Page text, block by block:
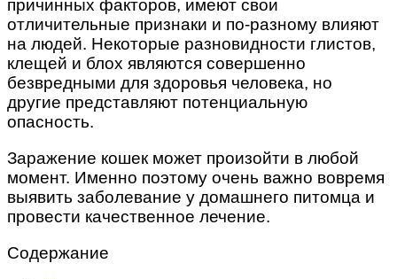
причинных факторов, имеют свои
отличительные признаки и по-разному влияют
на людей. Некоторые разновидности глистов,
клещей и блох являются совершенно
безвредными для здоровья человека, но
другие представляют потенциальную
опасность.
Заражение кошек может произойти в любой
момент. Именно поэтому очень важно вовремя
выявить заболевание у домашнего питомца и
провести качественное лечение.
Содержание